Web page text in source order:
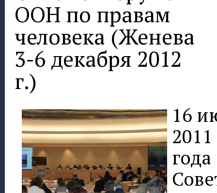
ООН по правам
человека (Женева
3-6 декабря 2012
г.)
16
2011
года